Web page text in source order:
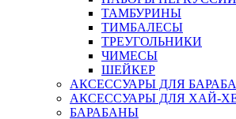
ТАМБУРИНЫ
ТИМБАЛЕСЫ
ТРЕУГОЛЬНИКИ
ЧИМЕСЫ
ШЕЙКЕР
АКСЕССУАРЫ ДЛЯ
АКСЕССУАРЫ ДЛЯ ХАЙ-
БАРАБАНЫ